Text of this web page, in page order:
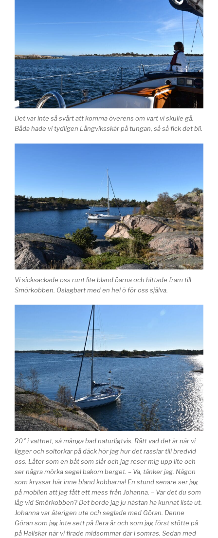
Det var inte så svårt att komma överens om vart vi skulle gå.
Båda hade vi tydligen Långviksskär på tungan, så så fick det bli.
Vi sicksackade oss runt lite bland öarna och hittade fram till
Smörkobben. Oslagbart med en hel ö för oss själva.
20° i vattnet, så många bad naturligtvis. Rätt vad det är när vi
ligger och soltorkar på däck hör jag hur det rasslar till bredvid
oss. Låter som en båt som slår och jag reser mig upp lite och
ser några mörka segel bakom berget. – Va, tänker jag. Någon
som kryssar här inne bland kobbarna! En stund senare ser jag
på mobilen att jag fått ett mess från Johanna. – Var det du som
låg vid Smörkobben? Det borde jag ju nästan ha kunnat lista ut.
Johanna var återigen ute och seglade med Göran. Denne
Göran som jag inte sett på flera år och som jag först stötte på
på Hallskär när vi firade midsommar där i somras. Sedan med